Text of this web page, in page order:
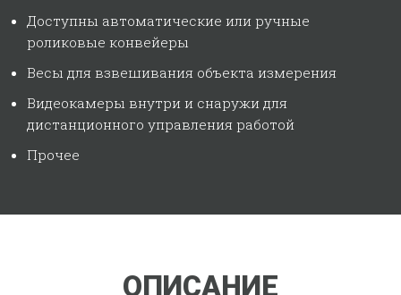
Доступны автоматические или ручные
роликовые конвейеры
Весы для взвешивания объекта измерения
Видеокамеры внутри и снаружи для
дистанционного управления работой
Прочее
ОПИСАНИЕ